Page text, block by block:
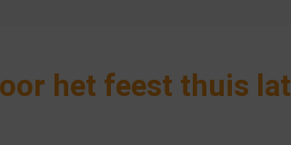
het feest thuis